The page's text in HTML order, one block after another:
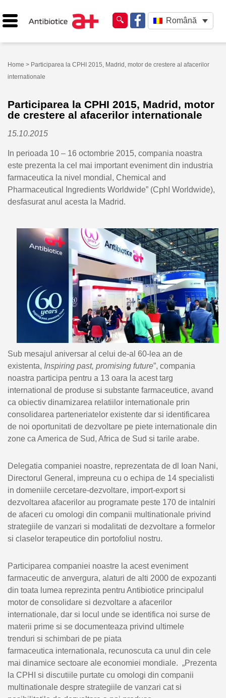
Română
Home > Participarea la CPHI 2015, Madrid, motor de crestere al afacerilor
internationale
Participarea la CPHI 2015, Madrid, motor
de crestere al afacerilor internationale
15.10.2015
In perioada 10 – 16 octombrie 2015, compania noastra
este prezenta la cel mai important eveniment din industria
farmaceutica la nivel mondial, Chemical and
Pharmaceutical Ingredients Worldwide” (CphI Worldwide),
desfasurat anul acesta la Madrid.
Sub mesajul aniversar al celui de-al 60-lea an de
existenta, Inspiring past, promising future”, compania
noastra participa pentru a 13 oara la acest targ
international de produse si substante farmaceutice, avand
ca obiectiv dinamizarea relatiilor internationale prin
consolidarea parteneriatelor existente dar si identificarea
de noi oportunitati de dezvoltare pe piete internationale din
zone ca America de Sud, Africa de Sud si tarile arabe.
Delegatia companiei noastre, reprezentata de dl Ioan Nani,
Directorul General, impreuna cu o echipa de 14 specialisti
in domeniile cercetare-dezvoltare, import-export si
dezvoltarea afacerilor au programate peste 170 de intalniri
de afaceri cu omologi din companii multinationale privind
strategiile de vanzari si modalitati de dezvoltare a formelor
si claselor terapeutice din portofoliul nostru.
Participarea companiei noastre la acest eveniment
farmaceutic de anvergura, alaturi de alti 2000 de expozanti
din toata lumea reprezinta pentru Antibiotice principalul
motor de consolidare si dezvoltare a afacerilor
internationale, dar si locul unde se identifica noi surse de
materii prime si se documenteaza privind ultimele
trenduri si schimbari de pe piata
farmaceutica internationala, recunoscuta ca unul din cele
mai dinamice sectoare ale economiei mondiale. „Prezenta
la CPHI si discutiile purtate cu omologi din companii
multinationale despre strategiile de vanzari cat si